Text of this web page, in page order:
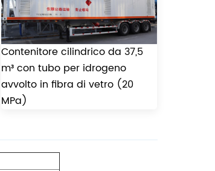
Contenitore cilindrico da 37,5
m³ con tubo per idrogeno
avvolto in fibra di vetro (20
MPa)